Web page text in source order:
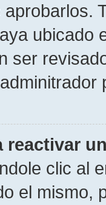
ubicado
ser
reactivar
clic al
el mismo,